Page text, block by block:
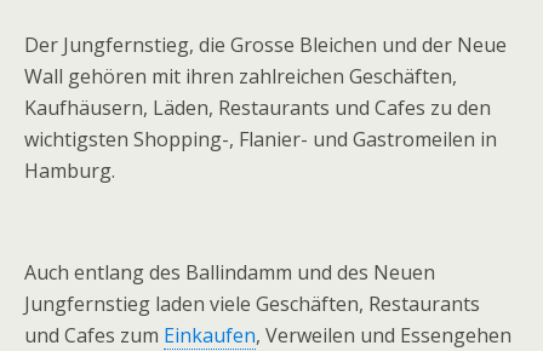
Der Jungfernstieg, die Grosse Bleichen und der Neue
Wall gehören mit ihren zahlreichen Geschäften,
Kaufhäusern, Läden, Restaurants und Cafes zu den
wichtigsten Shopping-, Flanier- und Gastromeilen in
Hamburg.
Auch entlang des Ballindamm und des Neuen
Jungfernstieg laden viele Geschäften, Restaurants
und Cafes zum Einkaufen, Verweilen und Essengehen